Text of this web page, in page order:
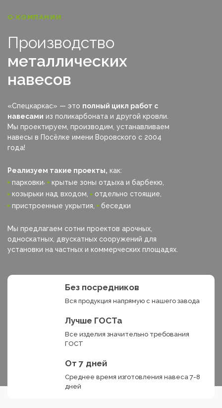
О КОМПАНИИ
Производство
металлических
навесов
«Спецкаркас» — это полный цикл работ с
навесами из поликарбоната и другой кровли.
Мы проектируем, производим, устанавливаем
навесы в Посёлке имени Воровского с 2004
года!
Реализуем такие проекты, как:
парковки
крытые зоны отдыха и барбекю,
козырьки над входом,
отдельно стоящие,
пристроенные укрытия,
беседки
Мы предлагаем сотни проектов арочных,
односкатных, двускатных сооружений для
установки на частных и коммерческих площадях.
Без посредников
Вся продукция напрямую с нашего завода
Лучше ГОСТа
Все изделия значительно требования
ГОСТ
От 7 дней
Среднее время изготовления навеса 7-8
дней